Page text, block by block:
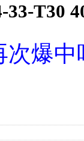
33-T30
次爆中